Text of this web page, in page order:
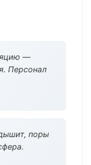
—
Персонал
поры